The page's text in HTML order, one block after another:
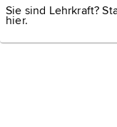
Sie sind Lehrkraft?
hier.